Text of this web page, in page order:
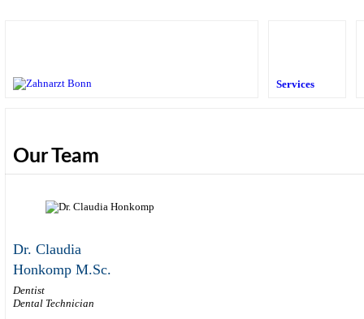
Services
Our Team
Dr. Claudia
Honkomp M.Sc.
Dentist
Dental Technician